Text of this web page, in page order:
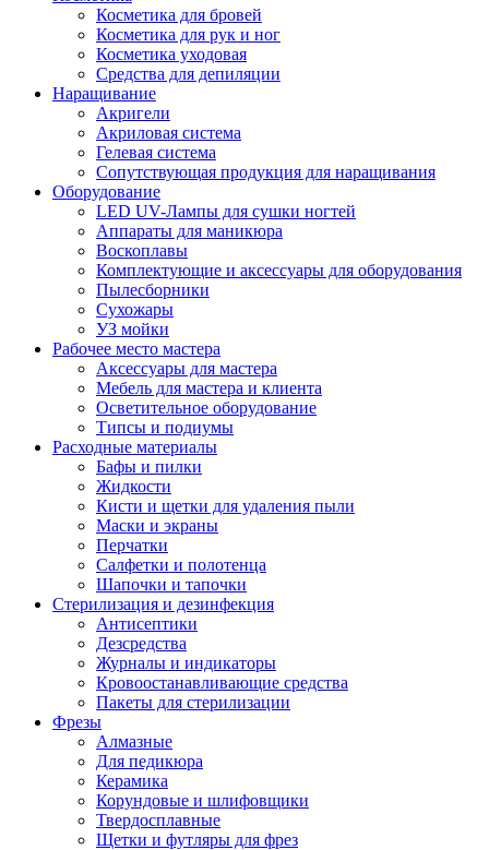
Косметика для бровей
Косметика для рук и ног
Косметика уходовая
Средства для депиляции
Наращивание
Акригели
Акриловая система
Гелевая система
Сопутствующая продукция для наращивания
Оборудование
LED UV-Лампы для сушки ногтей
Аппараты для маникюра
Воскоплавы
Комплектующие и аксессуары для оборудования
Пылесборники
Сухожары
УЗ мойки
Рабочее место мастера
Аксессуары для мастера
Мебель для мастера и клиента
Осветительное оборудование
Типсы и подиумы
Расходные материалы
Бафы и пилки
Жидкости
Кисти и щетки для удаления пыли
Маски и экраны
Перчатки
Салфетки и полотенца
Шапочки и тапочки
Стерилизация и дезинфекция
Антисептики
Дезсредства
Журналы и индикаторы
Кровоостанавливающие средства
Пакеты для стерилизации
Фрезы
Алмазные
Для педикюра
Керамика
Корундовые и шлифовщики
Твердосплавные
Щетки и футляры для фрез